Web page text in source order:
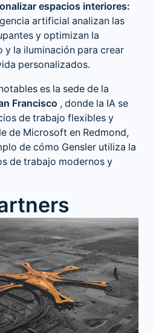
espacios interiores:
artificial analizan las
y optimizan la
y la iluminación para crear
personalizados.
es la sede de la
Francisco , donde la IA se
de trabajo flexibles y
de Microsoft en Redmond,
de cómo Gensler utiliza la
de trabajo modernos y